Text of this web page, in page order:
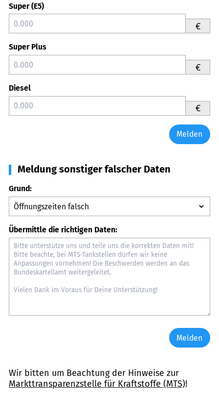
Super (E5)
€
Super Plus
€
Diesel
€
Melden
Meldung sonstiger falscher Daten
Grund:
Übermittle die richtigen Daten:
Melden
Wir bitten um Beachtung der Hinweise zur
Markttransparenzstelle für Kraftstoffe (MTS)!